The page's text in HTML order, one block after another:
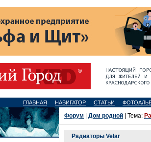
ГЛАВНАЯ НАВИГАТОР СТАТЬИ
Форум Дом родной | Тема:
Радиаторы Velar